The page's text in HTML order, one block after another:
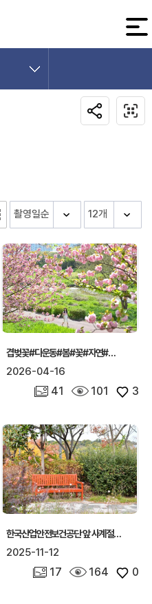
겹벚꽃#다운동#봄#꽃#자연#태화강
2026-04-16
사진 개수 41 조회수 101좋아요 3
한국산업안전보건공단 앞 사계절가로정원 전경
2025-11-12
사진 개수 17 조회수 164좋아요 0